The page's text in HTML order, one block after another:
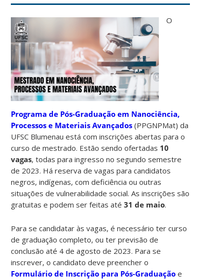
O
Programa de Pós-Graduação em Nanociência,
Processos e Materiais Avançados (PPGNPMat) da
UFSC Blumenau está com inscrições abertas para o
curso de mestrado. Estão sendo ofertadas 10
vagas, todas para ingresso no segundo semestre
de 2023. Há reserva de vagas para candidatos
negros, indígenas, com deficiência ou outras
situações de vulnerabilidade social. As inscrições são
gratuitas e podem ser feitas até31 de maio.
Para se candidatar às vagas, é necessário ter curso
de graduação completo, ou ter previsão de
conclusão até 4 de agosto de 2023. Para se
inscrever, o candidato deve preencher o
Formulário de Inscrição para Pós-Graduação e